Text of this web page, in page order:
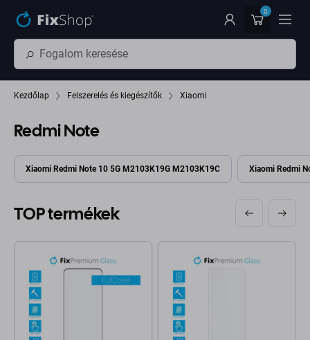
0
Kezdőlap Felszerelés és kiegészítők Xiaomi
Redmi Note
Xiaomi Redmi Note 10 5G M2103K19G M2103K19C Xiaomi Redmi
TOP termékek